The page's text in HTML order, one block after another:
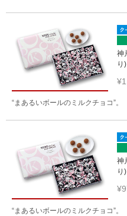
神
り)
“まあるいボールのミルクチョコ”。
神
り)
“まあるいボールのミルクチョコ”。